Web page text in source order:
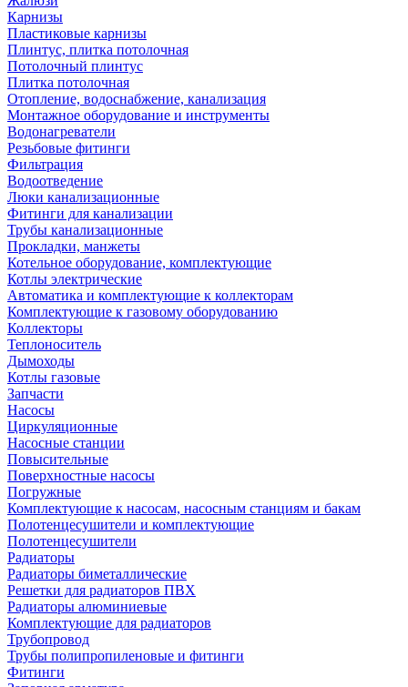
Карнизы
Пластиковые карнизы
Плинтус, плитка потолочная
Потолочный плинтус
Плитка потолочная
Отопление, водоснабжение, канализация
Монтажное оборудование и инструменты
Водонагреватели
Резьбовые фитинги
Фильтрация
Водоотведение
Люки канализационные
Фитинги для канализации
Трубы канализационные
Прокладки, манжеты
Котельное оборудование, комплектующие
Котлы электрические
Автоматика и комплектующие к коллекторам
Комплектующие к газовому оборудованию
Коллекторы
Теплоноситель
Дымоходы
Котлы газовые
Запчасти
Насосы
Циркуляционные
Насосные станции
Повысительные
Поверхностные насосы
Погружные
Комплектующие к насосам, насосным станциям и бакам
Полотенцесушители и комплектующие
Полотенцесушители
Радиаторы
Радиаторы биметаллические
Решетки для радиаторов ПВХ
Радиаторы алюминиевые
Комплектующие для радиаторов
Трубопровод
Трубы полипропиленовые и фитинги
Фитинги